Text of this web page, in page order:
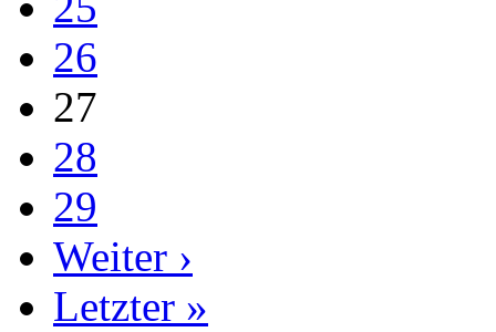
26
27
28
29
Weiter ›
Letzter »